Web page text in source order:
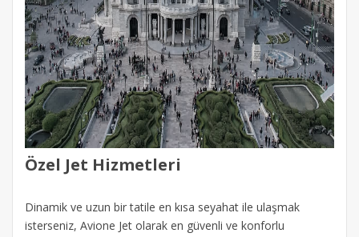
Özel Jet Hizmetleri
Dinamik ve uzun bir tatile en kısa seyahat ile ulaşmak
isterseniz, Avione Jet olarak en güvenli ve konforlu